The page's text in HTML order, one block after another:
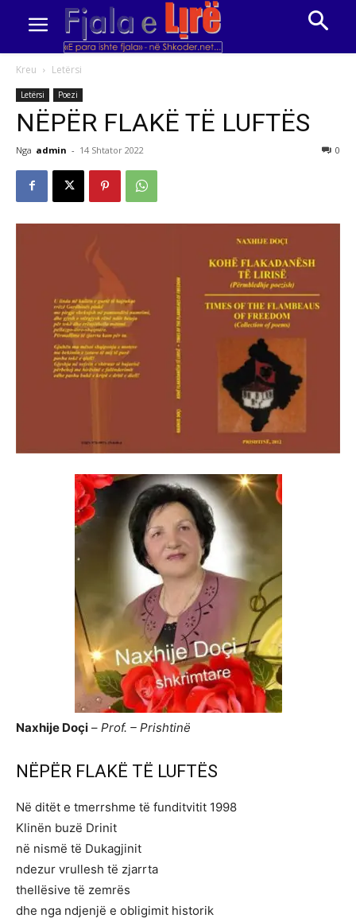
Kreu Letërsi
Letërsi Poezi
NËPËR FLAKË TË LUFTËS
Nga admin - 14 Shtator 2022 0
Naxhije Doçi – Prof. – Prishtinë
NËPËR FLAKË TË LUFTËS
Në ditët e tmerrshme të funditvitit 1998
Klinën buzë Drinit
në nismë të Dukagjinit
ndezur vrullesh të zjarrta
thellësive të zemrës
dhe nga ndjenjë e obligimit historik